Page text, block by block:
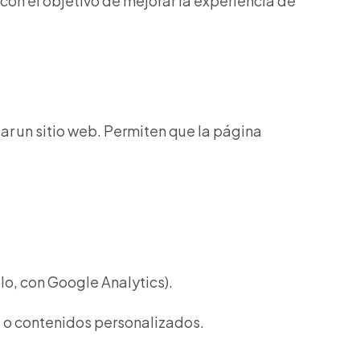
un sitio web. Permiten que la página
con Google Analytics).
contenidos personalizados.